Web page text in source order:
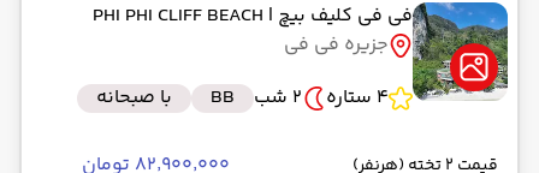
فی فی کلیف بیچ | PHI PHI CLIFF BEACH
جزیره فی فی
4 ستاره
2 شب BB با صبحانه
قیمت 2 تخته (هرنفر) ۸۲٬۹۰۰٬۰۰۰ تومان